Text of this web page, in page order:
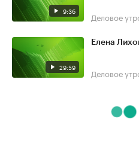
9:36 Деловое
29:59
Елена
Деловое